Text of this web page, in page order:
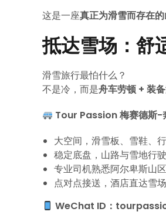
这是一座真正为滑雪而存在
抵达雪场：舒
滑雪旅行最怕什么？
不是冷，而是舟车劳顿 + 装
Tour Passion 梅赛德斯-
大空间，滑雪板、雪鞋、
稳定底盘，山路与雪地行
专业司机熟悉阿尔卑斯山
点对点接送，酒店直达雪场
WeChat ID：